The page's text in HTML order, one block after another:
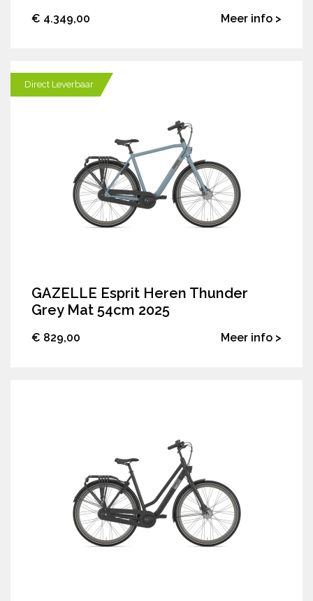
€ 4.349,00 Meer info >
GAZELLE Esprit Heren Thunder
Grey Mat 54cm 2025
€ 829,00 Meer info >
Direct Leverbaar